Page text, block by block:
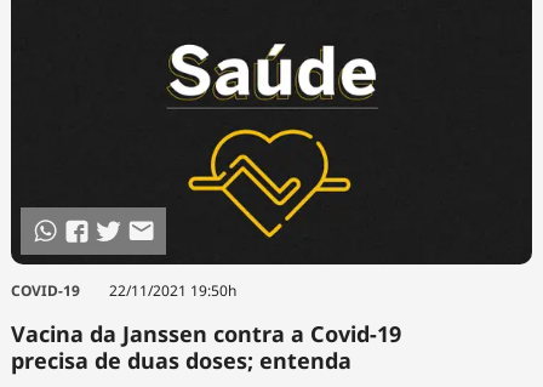
COVID-19 22/11/2021 19:50h
Vacina da Janssen contra a Covid-19
precisa de duas doses; entenda